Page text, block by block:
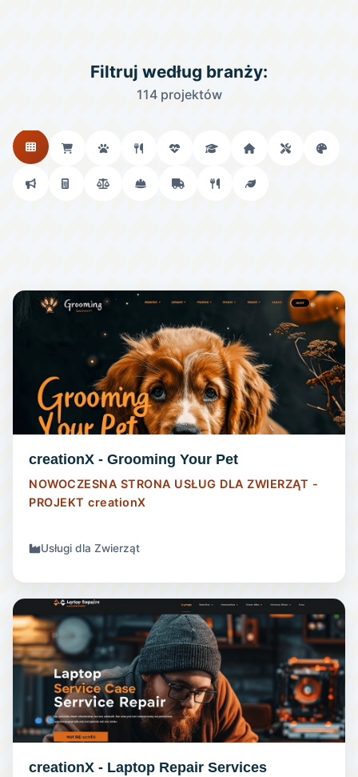
Filtruj według branży:
114 projektów
STRONA INTERNETOWA
creationX - Grooming Your Pet
NOWOCZESNA STRONA USŁUG DLA ZWIERZĄT -
PROJEKT creationX
Usługi dla Zwierząt
STRONA INTERNETOWA
creationX - Laptop Repair Services